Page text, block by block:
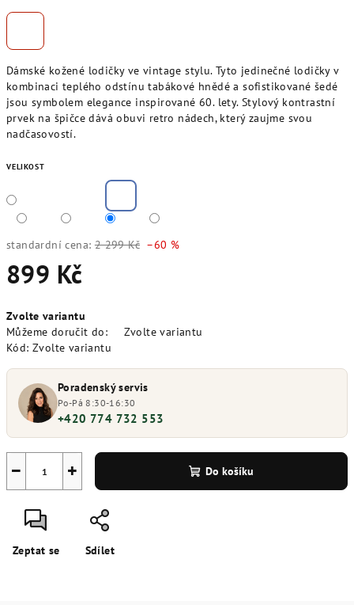
Dámské kožené lodičky ve vintage stylu. Tyto jedinečné lodičky v
kombinaci teplého odstínu tabákové hnědé a sofistikované šedé
jsou symbolem elegance inspirované 60. lety. Stylový kontrastní
prvek na špičce dává obuvi retro nádech, který zaujme svou
nadčasovostí.
VELIKOST
standardní cena: 2 299 Kč –60 %
899 Kč
cena:
Zvolte variantu
Můžeme doručit do:
Zvolte variantu
Kód: Zvolte variantu
Poradenský servis
Po-Pá 8:30-16:30
+420 774 732 553
+
− Do košíku
Zeptat se Sdílet